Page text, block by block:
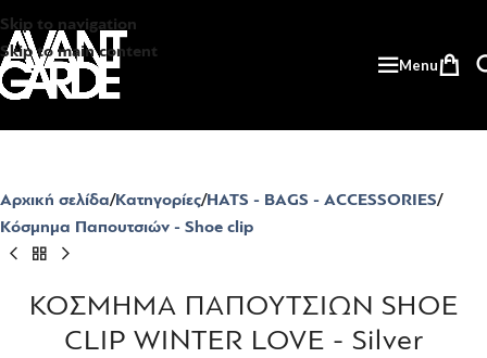
Skip to navigation
Skip to main content
Menu
Αρχική σελίδα Κατηγορίες HATS - BAGS - ACCESSORIES
Κόσμημα Παπουτσιών - Shoe clip
ΚΟΣΜΗΜΑ ΠΑΠΟΥΤΣΙΩΝ SHOE
CLIP WINTER LOVE - Silver